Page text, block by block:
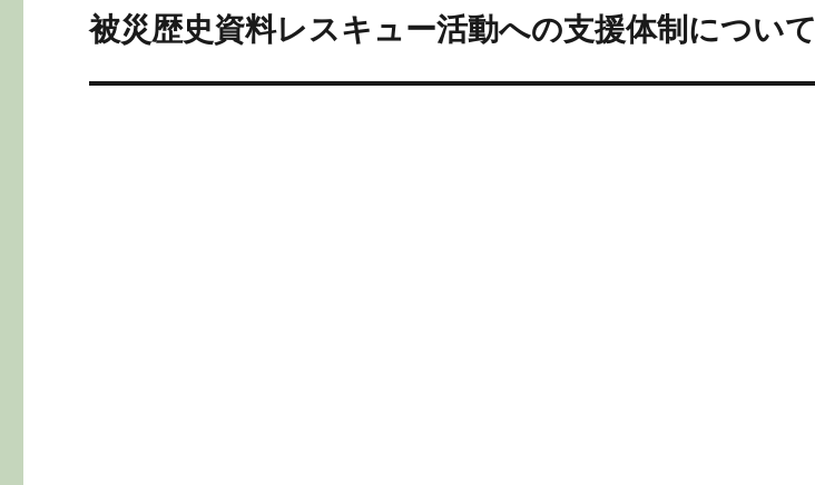
ー
次
投
被災歴史資料レスキュー活動への支援体制について